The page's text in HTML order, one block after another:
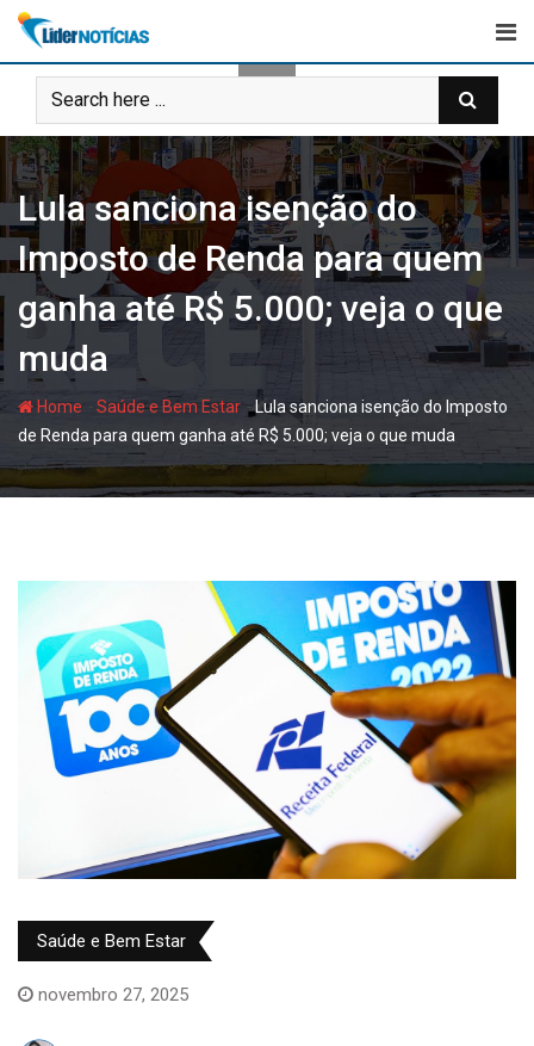
Skip
content
Lula sanciona isenção do
Imposto de Renda para quem
ganha até R$ 5.000; veja o que
muda
Home Saúde e Bem Estar -Lula sanciona isenção do Imposto
de Renda para quem ganha até R$ 5.000; veja o que muda
Saúde e Bem Estar
novembro 27, 2025